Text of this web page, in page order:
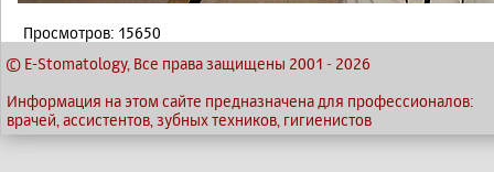
Просмотров: 15650
© E-Stomatology, Все права защищены 2001 - 2026
Информация на этом сайте предназначена для профессионалов:
врачей, ассистентов, зубных техников, гигиенистов